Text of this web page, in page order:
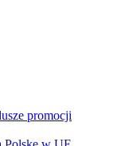
promocji